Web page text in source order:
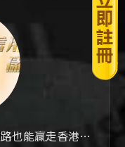
也能贏走香港六